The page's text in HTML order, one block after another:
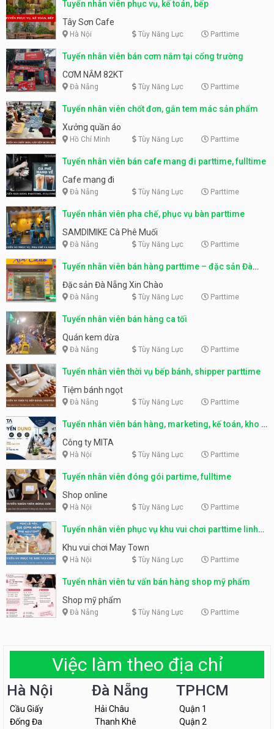
Tuyển nhân viên phục vụ, kế toán, bếp
Tây Sơn Cafe
Hà Nội Tùy Năng Lực Parttime
Tuyển nhân viên bán cơm nắm tại cổng trường
CƠM NẮM 82KT
Đà Nẵng Tùy Năng Lực Parttime
Tuyển nhân viên chốt đơn, gắn tem mác sản phẩm
Xưởng quần áo
Hồ Chí Minh Tùy Năng Lực Parttime
Tuyển nhân viên bán cafe mang đi parttime, fulltime
Cafe mang đi
Đà Nẵng Tùy Năng Lực Parttime
Tuyển nhân viên pha chế, phục vụ bàn parttime
SAMDIMIKE Cà Phê Muối
Đà Nẵng Tùy Năng Lực Parttime
Tuyển nhân viên bán hàng parttime – đặc sản Đà
Nẵng
Đặc sản Đà Nẵng Xin Chào
Đà Nẵng Tùy Năng Lực Parttime
Tuyển nhân viên bán hàng ca tối
Quán kem dừa
Đà Nẵng Tùy Năng Lực Parttime
Tuyển nhân viên thời vụ bếp bánh, shipper parttime
Tiệm bánh ngọt
Đà Nẵng Tùy Năng Lực Parttime
Tuyển nhân viên bán hàng, marketing, kế toán, kho –
parttime, fulltime
Công ty MITA
Hà Nội Tùy Năng Lực Parttime
Tuyển nhân viên đóng gói partime, fulltime
Shop online
Hà Nội Tùy Năng Lực Parttime
Tuyển nhân viên phục vụ khu vui chơi parttime linh
động
Khu vui chơi May Town
Hà Nội Tùy Năng Lực Parttime
Tuyển nhân viên tư vấn bán hàng shop mỹ phẩm
Shop mỹ phẩm
Đà Nẵng Tùy Năng Lực Parttime
Việc làm theo địa chỉ
Hà Nội
Cầu Giấy
Đống Đa
Đà Nẵng
Hải Châu
Thanh Khê
TPHCM
Quận 1
Quận 2